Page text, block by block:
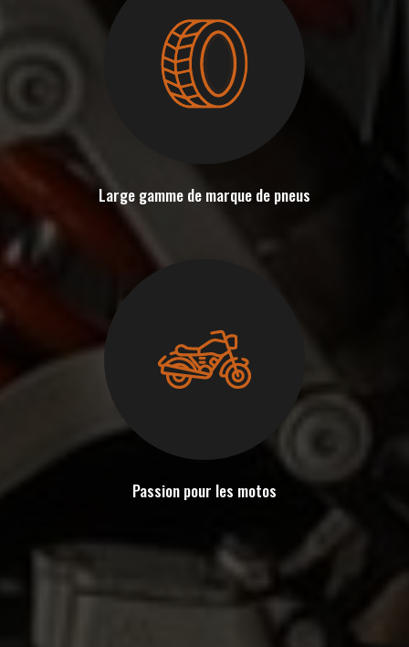
Large gamme de marque de pneus
Passion pour les motos